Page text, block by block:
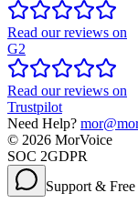
Read our reviews on
G2
Read our reviews on
Trustpilot
Need Help?
© 2026 MorVoice
SOC 2GDPR
Support &